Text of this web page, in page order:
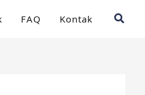
FAQ Kontak